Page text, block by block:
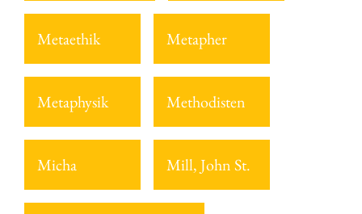
Metaethik Metapher
Metaphysik Methodisten
Micha Mill, John St.